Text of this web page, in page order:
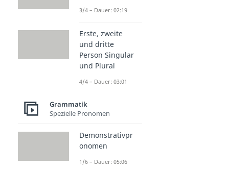
3/4 – Dauer: 02:19
Erste, zweite
und dritte
Person Singular
und Plural
4/4 – Dauer: 03:01
Grammatik
Spezielle Pronomen
Demonstrativpr
onomen
1/6 – Dauer: 05:06